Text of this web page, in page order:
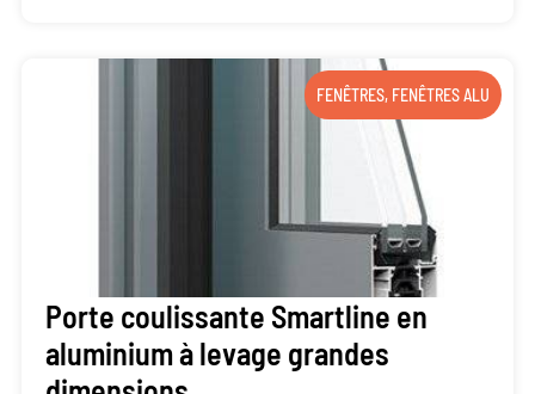
FENÊTRES, FENÊTRES ALU
Porte coulissante Smartline en
aluminium à levage grandes